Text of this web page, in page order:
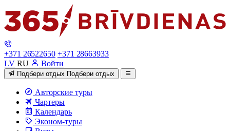
+371 26522650 +371 28663933
LV RU Войти
Подбери отдых Подбери отдых
Авторские туры
Чартеры
Календарь
Эконом-туры